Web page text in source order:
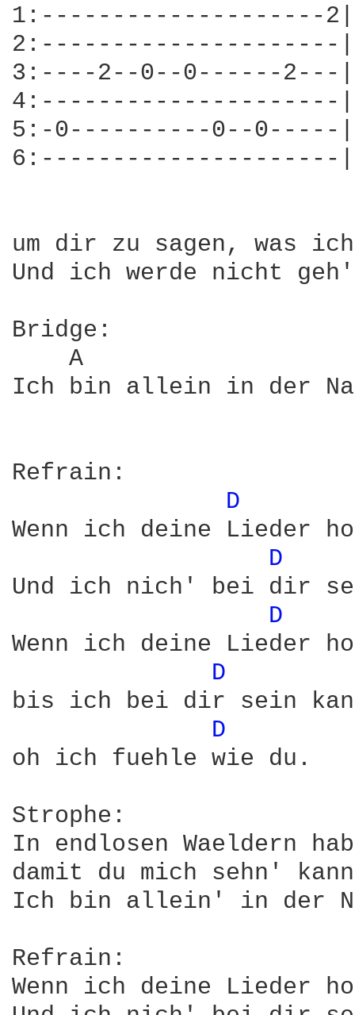
2:---------------------|
3:----2--0--0------
4:---------------------|
5:-0----------0--0-----|
6:---------------------|
um dir zu sagen, was
Und ich werde nicht
Bridge:
A
Ich bin allein in der
Refrain:
D
Wenn ich deine Lieder
D
Und ich nich' bei dir
D
Wenn ich deine Lieder
D
bis ich bei dir sein
D
oh ich fuehle wie du.
Strophe:
In endlosen Waeldern
damit du mich sehn'
Ich bin allein' in der
Refrain:
Wenn ich deine Lieder